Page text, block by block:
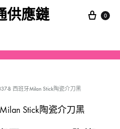
供應鏈 0
B 西班牙Milan Stick陶瓷介刀黑